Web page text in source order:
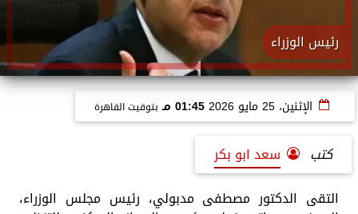
رئيس الوزراء
الإثنين، 25 مايو 2026 01:45 مـ بتوقيت القاهرة
كتب
سعد ابو بكر
التقى الدكتور مصطفى مدبولي، رئيس مجلس الوزراء،